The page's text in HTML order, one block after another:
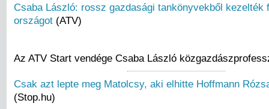
Csaba László: rossz gazdasági tankönyvekből kezelték
országot (ATV)
Az ATV Start vendége Csaba László
Csak azt lepte meg Matolcsy, aki elhitte Hoffmann
(Stop.hu)